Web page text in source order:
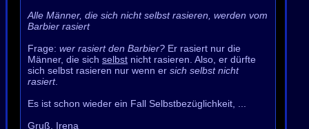
Alle Männer, die sich nicht selbst rasieren, werden vom
Barbier rasiert
Frage: wer rasiert den Barbier? Er rasiert nur die
Männer, die sich selbst nicht rasieren. Also, er dürfte
sich selbst rasieren nur wenn er sich selbst nicht
rasiert.
Es ist schon wieder ein Fall Selbstbezüglichkeit, ...
Gruß, Irena